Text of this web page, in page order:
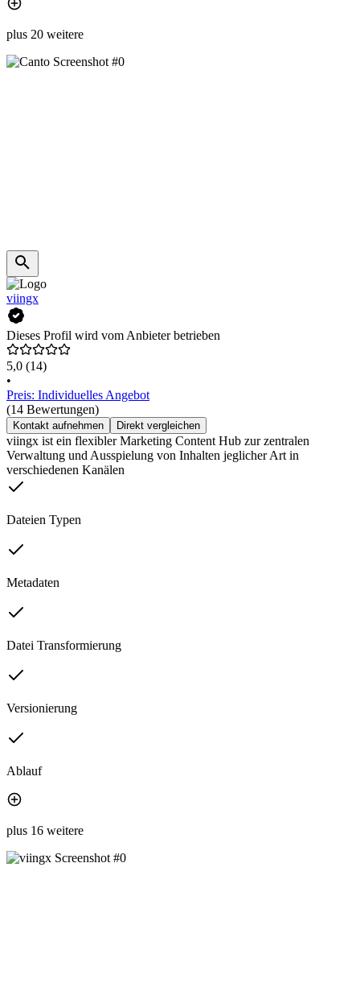
plus 20 weitere
viingx
Dieses Profil wird vom Anbieter betrieben
5,0 (14)
•
Preis: Individuelles Angebot
(14 Bewertungen)
Kontakt aufnehmen Direkt vergleichen
viingx ist ein flexibler Marketing Content Hub zur zentralen
Verwaltung und Ausspielung von Inhalten jeglicher Art in
verschiedenen Kanälen
Dateien Typen
Metadaten
Datei Transformierung
Versionierung
Ablauf
plus 16 weitere